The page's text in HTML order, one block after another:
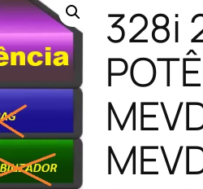
328i